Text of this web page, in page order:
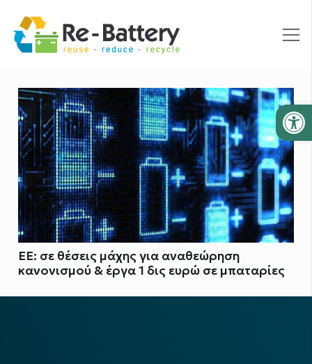
EE: σε θέσεις μάχης για αναθεώρηση
κανονισμού & έργα 1 δις ευρώ σε μπαταρίες